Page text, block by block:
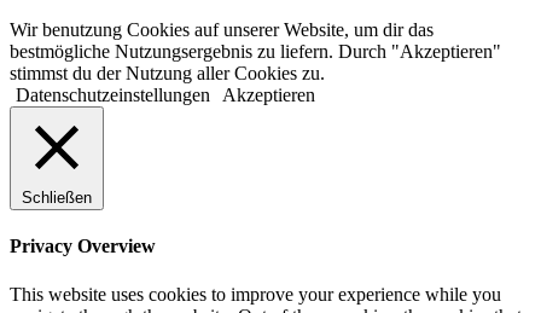
Wir benutzung Cookies auf unserer Website, um dir das
bestmögliche Nutzungsergebnis zu liefern. Durch "Akzeptieren"
stimmst du der Nutzung aller Cookies zu.
Datenschutzeinstellungen
Akzeptieren
Schließen
Privacy Overview
This website uses cookies to improve your experience while you